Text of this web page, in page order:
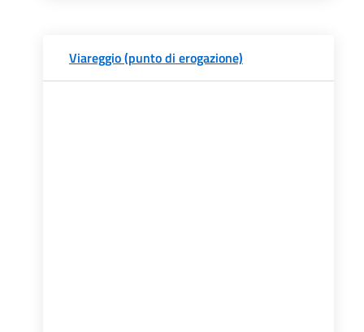
Viareggio (punto di erogazione)